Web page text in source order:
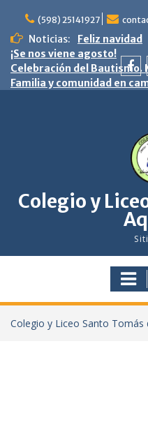
contenido
(598) 25141927
Noticias:
Feliz navidad
¡Se nos viene agosto!
Celebración del Bautismo.
Familia y comunidad en
Colegio y
Colegio y Liceo Santo Tomás